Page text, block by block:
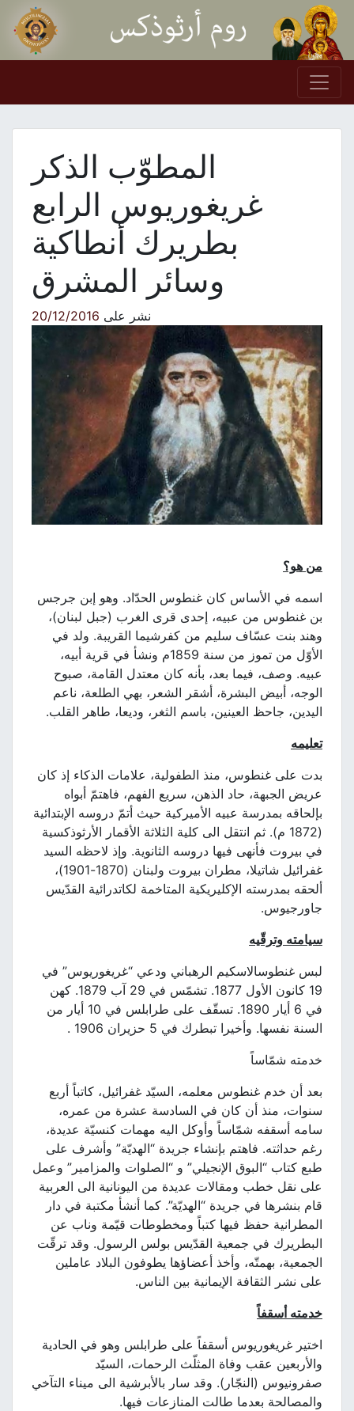
Skip to content
Main Navigation
المطوّب الذكر
غريغوريوس الرابع
بطريرك أنطاكية
وسائر المشرق
نشر على20/12/2016
من هو؟
اسمه في الأساس كان غنطوس الحدّاد. وهو إبن جرجس
بن غنطوس من عبيه، إحدى قرى الغرب (جبل لبنان)،
وهند بنت عسّاف سليم من كفرشيما القريبة. ولد في
الأوّل من تموز من سنة 1859م ونشأ في قرية أبيه،
عبيه. وصف، فيما بعد، بأنه كان معتدل القامة، صبوح
الوجه، أبيض البشرة، أشقر الشعر، بهي الطلعة، ناعم
اليدين، جاحظ العينين، باسم الثغر، وديعا، طاهر القلب.
تعليمه
بدت على غنطوس، منذ الطفولية، علامات الذكاء إذ كان
عريض الجبهة، حاد الذهن، سريع الفهم، فاهتمّ أبواه
بإلحاقه بمدرسة عبيه الأميركية حيث أتمّ دروسه الإبتدائية
(1872 م). ثم انتقل الى كلية الثلاثة الأقمار الأرثوذكسية
في بيروت فأنهى فيها دروسه الثانوية. وإذ لاحظه السيد
غفرائيل شاتيلا، مطران بيروت ولبنان (1870-1901)،
ألحقه بمدرسته الإكليريكية المتاخمة لكاتدرائية القدّيس
جاورجيوس.
سيامته وترقّيه
لبس غنطوسالاسكيم الرهباني ودعي “غريغوريوس” في
19 كانون الأول 1877. تشمّس في 29 آب 1879. كهن
في 6 أيار 1890. تسقّف على طرابلس في 10 أيار من
السنة نفسها. وأخيرا تبطرك في 5 حزيران 1906 .
خدمته شمّاساً
بعد أن خدم غنطوس معلمه، السيّد غفرائيل، كاتباً أربع
سنوات، منذ أن كان في السادسة عشرة من عمره،
سامه أسقفه شمّاساً وأوكل اليه مهمات كنسيّة عديدة،
رغم حداثته. فاهتم بإنشاء جريدة “الهديّة” وأشرف على
طبع كتاب “البوق الإنجيلي” و “الصلوات والمزامير” وعمل
على نقل خطب ومقالات عديدة من اليونانية الى العربية
قام بنشرها في جريدة “الهديّة”. كما أنشأ مكتبة في دار
المطرانية حفظ فيها كتباً ومخطوطات قيّمة وناب عن
البطريرك في جمعية القدّيس بولس الرسول. وقد ترقّت
الجمعية، بهمتّه، وأخذ أعضاؤها يطوفون البلاد عاملين
على نشر الثقافة الإيمانية بين الناس.
خدمته أسقفاً
اختير غريغوريوس أسقفاً على طرابلس وهو في الحادية
والأربعين عقب وفاة المثلّث الرحمات، السيّد
صفرونيوس (النجّار). وقد سار بالأبرشية الى ميناء التآخي
والمصالحة بعدما طالت المنازعات فيها.